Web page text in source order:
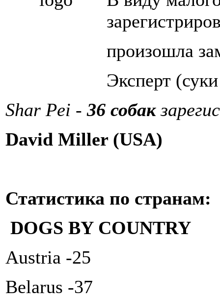
произошла
Эксперт
Shar Pei -36 собак
David Miller (USA)
Статистика по странам:
DOGS BY COUNTRY
Austria -25
Belarus -37